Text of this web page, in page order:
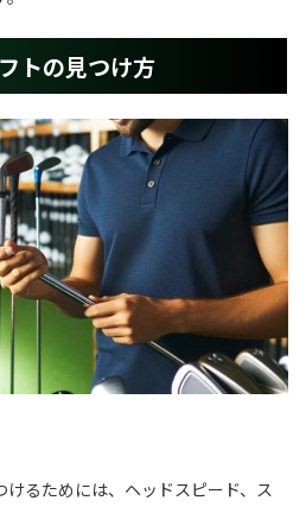
トの見つけ方
るためには、ヘッドスピード、ス